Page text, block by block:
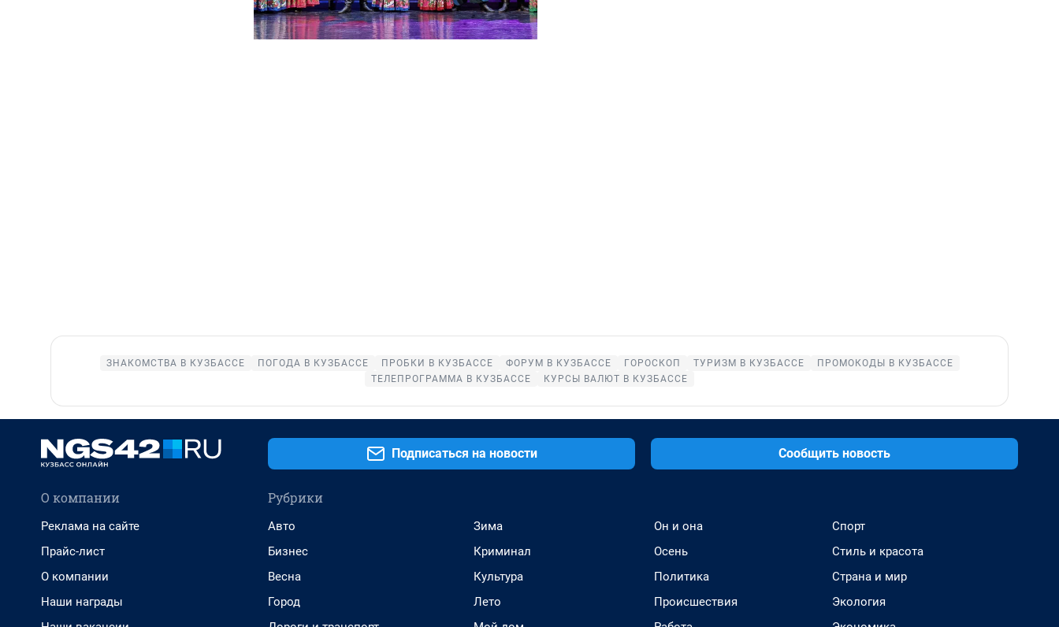
ЗНАКОМСТВА В КУЗБАССЕ ПОГОДА В КУЗБАССЕ ПРОБКИ В КУЗБАССЕ ФОРУМ В КУЗБАССЕ ГОРОСКОП ТУРИЗМ В КУЗБАССЕ
ПРОМОКОДЫ В КУЗБАССЕ
ТЕЛЕПРОГРАММА В КУЗБАССЕ
КУРСЫ ВАЛЮТ В КУЗБАССЕ
Подписаться на новости Сообщить новость
О компании
Реклама на сайте
Прайс-лист
О компании
Наши награды
Рубрики
Авто
Бизнес
Весна
Город
Зима
Криминал
Культура
Лето
Он и она
Осень
Политика
Происшествия
Спорт
Стиль и красота
Страна и мир
Экология